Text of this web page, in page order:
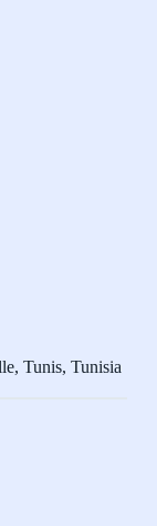
Tunis, Tunisia